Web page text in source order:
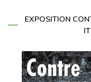
EXPOSITION